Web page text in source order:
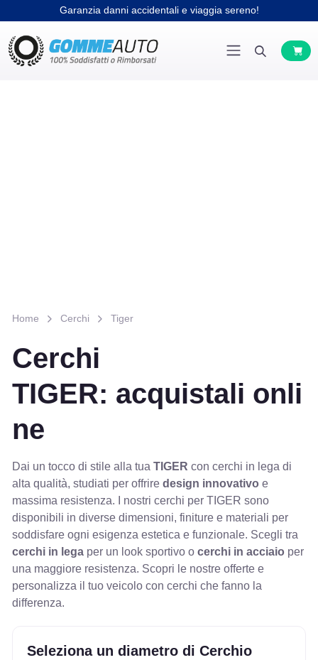
Garanzia danni accidentali e viaggia sereno!
Home Cerchi Tiger
Cerchi
TIGER: acquistali onli
ne
Dai un tocco di stile alla tua TIGER con cerchi in lega di
alta qualità, studiati per offrire design innovativo e
massima resistenza. I nostri cerchi per TIGER sono
disponibili in diverse dimensioni, finiture e materiali per
soddisfare ogni esigenza estetica e funzionale. Scegli tra
cerchi in legaper un look sportivo o cerchi in acciaio per
una maggiore resistenza. Scopri le nostre offerte e
personalizza il tuo veicolo con cerchi che fanno la
differenza.
Seleziona un diametro di Cerchio